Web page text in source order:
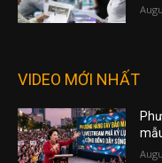
VIDEO MỚI NHẤT